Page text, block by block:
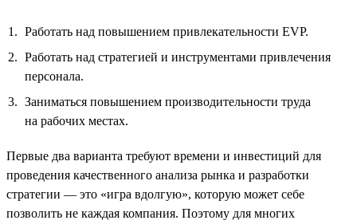
Работать над повышением привлекательности EVP.
Работать над стратегией и инструментами привлечения
персонала.
Заниматься повышением производительности труда
на рабочих местах.
Первые два варианта требуют времени и инвестиций для
проведения качественного анализа рынка и разработки
стратегии — это «игра вдолгую», которую может себе
позволить не каждая компания. Поэтому для многих